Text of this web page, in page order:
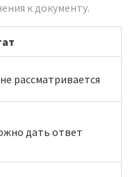
к документу.
рассматривается
дать ответ